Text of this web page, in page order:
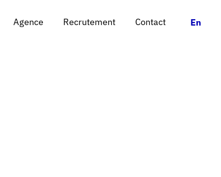
Agence Recrutement Contact En
Agence Recrutement Contact En